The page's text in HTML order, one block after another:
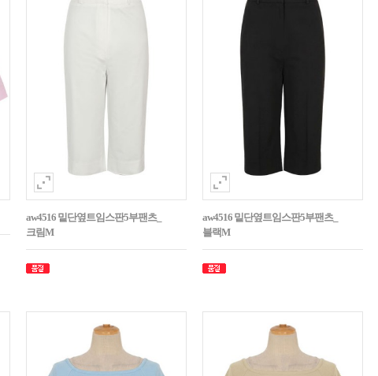
aw4516 밑단옆트임스판5부팬츠_
크림M
aw4516 밑단옆트임스판5부팬츠_
블랙M